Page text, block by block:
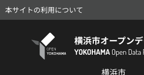
本サイトの利用について
横浜市